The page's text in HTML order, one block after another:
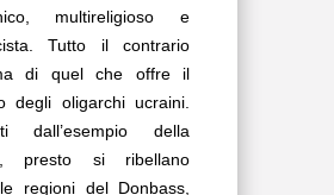
multireligioso e
Tutto il contrario
di quel che offre il
degli oligarchi ucraini.
dall’esempio della
presto si ribellano
regioni del Donbass,